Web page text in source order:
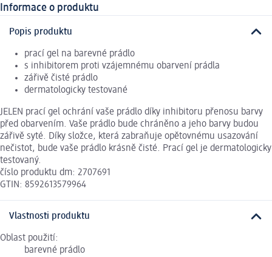
Informace o produktu
Popis produktu
prací gel na barevné prádlo
s inhibitorem proti vzájemnému obarvení prádla
zářivě čisté prádlo
dermatologicky testované
JELEN prací gel ochrání vaše prádlo díky inhibitoru přenosu barvy
před obarvením. Vaše prádlo bude chráněno a jeho barvy budou
zářivě syté. Díky složce, která zabraňuje opětovnému usazování
nečistot, bude vaše prádlo krásně čisté. Prací gel je dermatologicky
testovaný.
číslo produktu dm: 2707691
GTIN: 8592613579964
Vlastnosti produktu
Oblast použití:
barevné prádlo